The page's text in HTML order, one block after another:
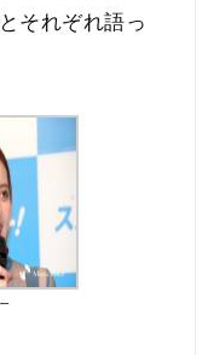
それぞれ語っ